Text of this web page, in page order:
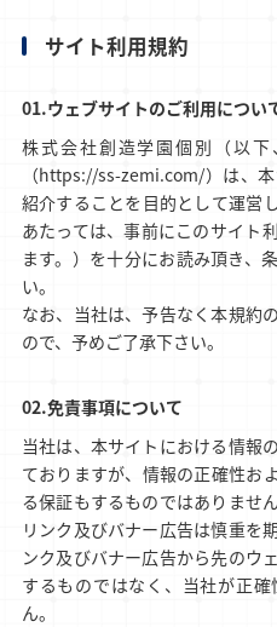
サイト利用規約
ウェブサイトのご利用につい
株式会社創造学園個別（以
（https://ss-zemi.com/）は、
紹介することを目的として運営
あたっては、事前にこのサイト
ます。）を十分にお読み頂き、
い。
なお、当社は、予告なく本規約
ので、予めご了承下さい。
免責事項について
当社は、本サイトにおける情報
ておりますが、情報の正確性お
る保証もするものではありませ
リンク及びバナー広告は慎重を
ンク及びバナー広告から先のウ
するものではなく、当社が正
ん。